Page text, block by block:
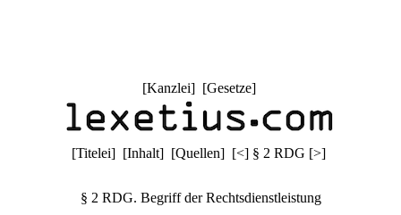
[Kanzlei] [Gesetze]
[Titelei] [Inhalt] [Quellen] [<] § 2 RDG [>]
§ 2 RDG. Begriff der Rechtsdienstleistung